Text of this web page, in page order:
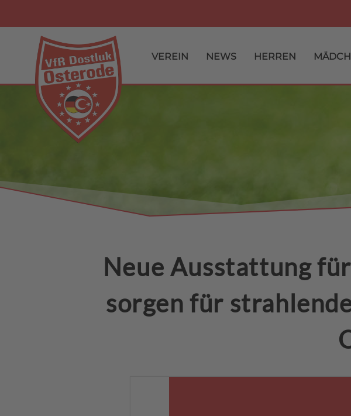
VEREIN NEWS HERREN
Neue Ausstattung
sorgen für